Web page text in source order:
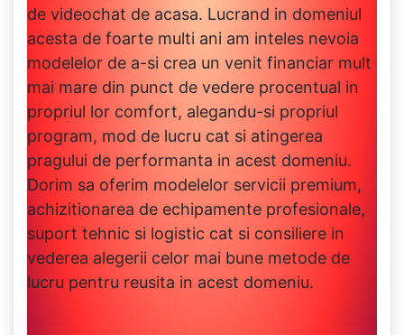
de videochat de acasa. Lucrand in domeniul
acesta de foarte multi ani am inteles nevoia
modelelor de a-si crea un venit financiar mult
mai mare din punct de vedere procentual in
propriul lor comfort, alegandu-si propriul
program, mod de lucru cat si atingerea
pragului de performanta in acest domeniu.
Dorim sa oferim modelelor servicii premium,
achizitionarea de echipamente profesionale,
suport tehnic si logistic cat si consiliere in
vederea alegerii celor mai bune metode de
lucru pentru reusita in acest domeniu.